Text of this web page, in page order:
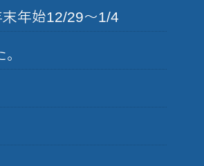
年始12/29〜1/4